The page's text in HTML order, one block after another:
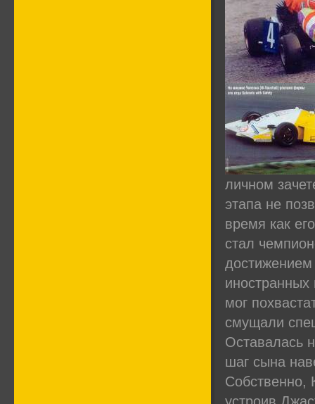
личном
этапа не
время как
стал
мог
смущали
Оставалась
шаг сына
Собственно,